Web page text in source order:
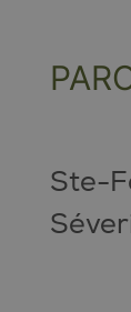
Ste-